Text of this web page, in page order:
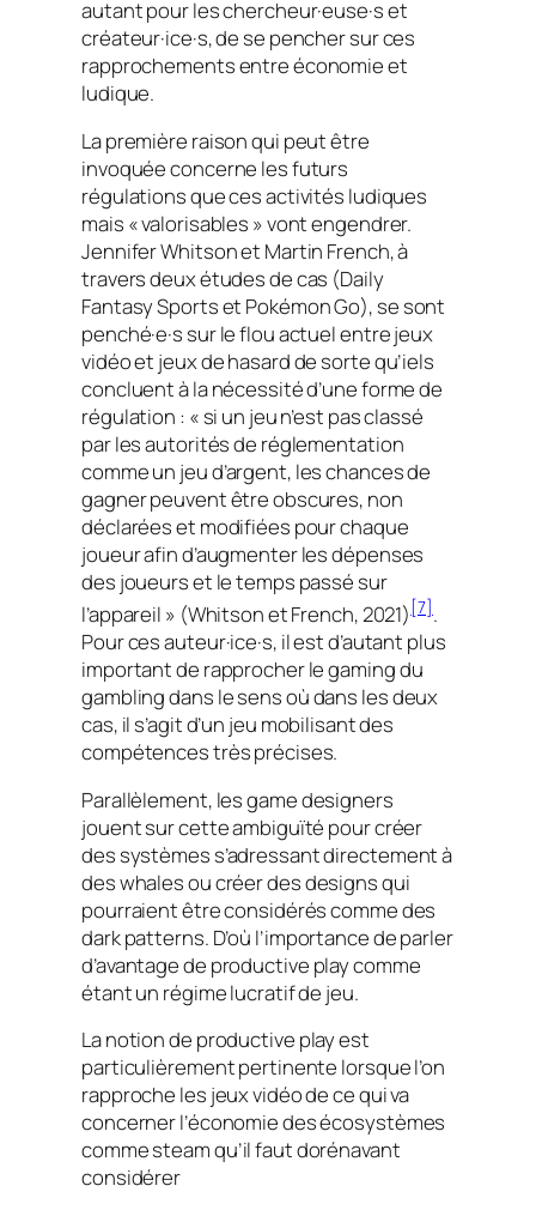
autant pour les chercheur·euse·s et
créateur·ice·s, de se pencher sur ces
rapprochements entre économie et
ludique.
La première raison qui peut être
invoquée concerne les futurs
régulations que ces activités ludiques
mais « valorisables » vont engendrer.
Jennifer Whitson et Martin French, à
travers deux études de cas (Daily
Fantasy Sportset Pokémon Go), se sont
penché·e·s sur le flou actuel entre jeux
vidéo et jeux de hasard de sorte qu’iels
concluent à la nécessité d’une forme de
régulation : « si un jeu n’est pas classé
par les autorités de réglementation
comme un jeu d’argent, les chances de
gagner peuvent être obscures, non
déclarées et modifiées pour chaque
joueur afin d’augmenter les dépenses
des joueurs et le temps passé sur
l’appareil » (Whitson et French, 2021)[7].
Pour ces auteur·ice·s, il est d’autant plus
important de rapprocher legamingdu
gamblingdans le sens où dans les deux
cas, il s’agit d’un jeu mobilisant des
compétences très précises.
Parallèlement, lesgame designers
jouent sur cette ambiguïté pour créer
des systèmes s’adressant directement à
deswhalesou créer desdesignsqui
pourraient être considérés comme des
dark patterns. D’où l’importance de parler
d’avantage de productive playcomme
étant un régime lucratif de jeu.
La notion de productive playest
particulièrement pertinente lorsque l’on
rapproche les jeux vidéo de ce qui va
concerner l’économie des écosystèmes
comme steam qu’il faut dorénavant
considérer